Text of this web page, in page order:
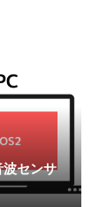
センサ